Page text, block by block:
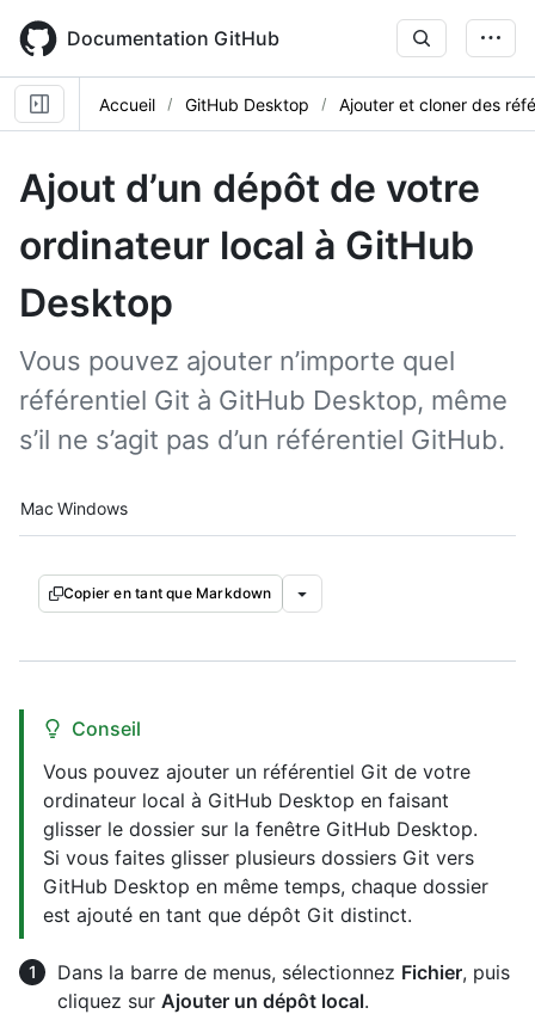
main
content
Documentation GitHub
Accueil GitHub Desktop Ajouter et cloner des
Ajout d’un dépôt de votre
ordinateur local à GitHub
Desktop
Vous pouvez ajouter n’importe quel
référentiel Git à GitHub Desktop, même
s’il ne s’agit pas d’un référentiel GitHub.
Platform navigation
Mac Windows
Copier en tant que Markdown
Conseil
Vous pouvez ajouter un référentiel Git de votre
ordinateur local à GitHub Desktop en faisant
glisser le dossier sur la fenêtre GitHub Desktop.
Si vous faites glisser plusieurs dossiers Git vers
GitHub Desktop en même temps, chaque dossier
est ajouté en tant que dépôt Git distinct.
Dans la barre de menus, sélectionnez Fichier, puis
cliquez sur Ajouter un dépôt local.